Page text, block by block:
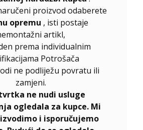
proizvod odaberete
opremu , isti postaje
artikl,
prema individualnim
Potrošača
ne podliježu povratu ili
zamjeni.
ne nudi usluge
ogledala za kupce. Mi
i isporučujemo